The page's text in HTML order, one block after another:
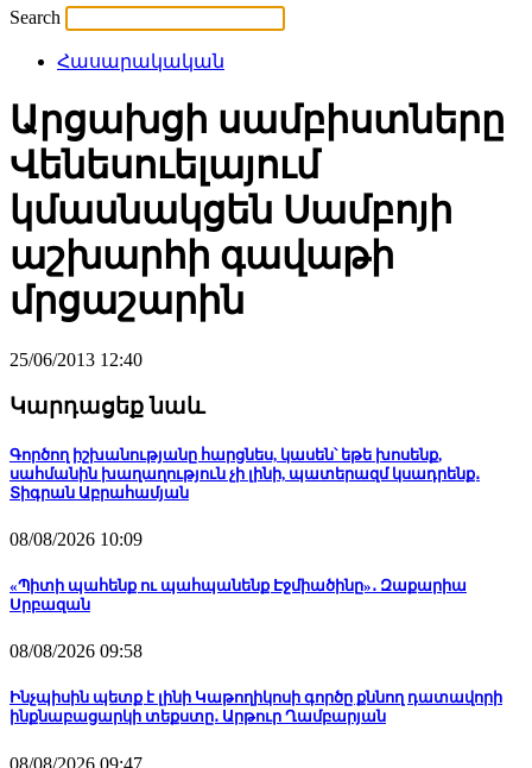
Search
Հասարակական
Արցախցի սամբիստները
Վենեսուելայում
կմասնակցեն Սամբոյի
աշխարհի գավաթի
մրցաշարին
25/06/2013 12:40
Կարդացեք նաև
Գործող իշխանությանը հարցնես, կասեն՝ եթե խոսենք,
սահմանին խաղաղություն չի լինի, պատերազմ կսադրենք․
Տիգրան Աբրահամյան
08/08/2026 10:09
«Պիտի պահենք ու պահպանենք Էջմիածինը»․ Զաքարիա
Սրբազան
08/08/2026 09:58
Ինչպիսին պետք է լինի Կաթողիկոսի գործը քննող դատավորի
ինքնաբացարկի տեքստը․ Արթուր Ղամբարյան
08/08/2026 09:47